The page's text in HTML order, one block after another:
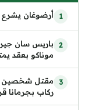
أرضوغان يشرع
باريس سان
موناكو بعقد يمتد
ركاب بجرمانا